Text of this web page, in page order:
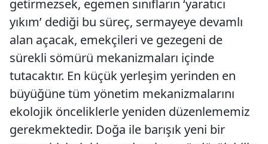
getirmezsek, egemen sınıfların ‘yaratıcı
yıkım’ dediği bu süreç, sermayeye devamlı
alan açacak, emekçileri ve gezegeni de
sürekli sömürü mekanizmaları içinde
tutacaktır. En küçük yerleşim yerinden en
büyüğüne tüm yönetim mekanizmalarını
ekolojik önceliklerle yeniden düzenlememiz
gerekmektedir. Doğa ile barışık yeni bir